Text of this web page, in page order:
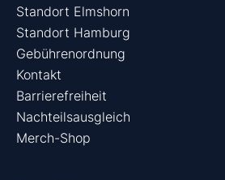
Standort Elmshorn
Standort Hamburg
Gebührenordnung
Kontakt
Barrierefreiheit
Nachteilsausgleich
Merch-Shop